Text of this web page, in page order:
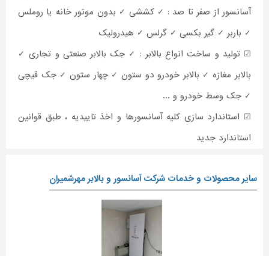
آسانسور از صفر تا صد : ✓ کششی ✓ بدون موتور خانه یا روملس
✓ باربر ✓ گیر بکسی ✓ گرلس ✓ هیدرولیک
☑ تولید و ساخت انواع بالابر : ✓ جک بالابر صنعتی و تجاری ✓
بالابر مغازه ✓ بالابر خودرو دو ستون ✓ چهار ستون ✓ جک قیچی
✓ جک وسط خودرو و ...
☑ استاندارد سازی کلیه آسانسورها و اخذ تاییدیه ، طبق قوانین
استاندارد جدید
سایر محصولات و خدمات شرکت آسانسور و بالابر مهرشمیران